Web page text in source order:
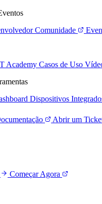
Comunidade
Academy Casos de Uso
Dispositivos
Abrir um
Começar Agora